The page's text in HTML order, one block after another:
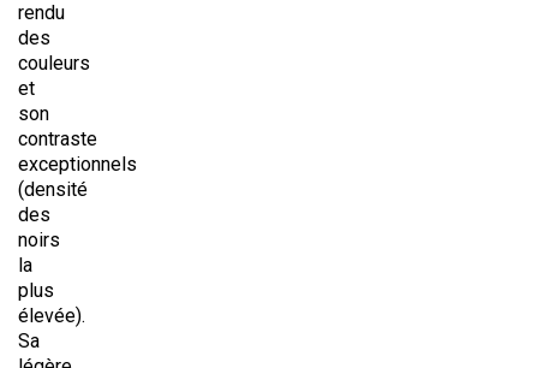
rendu
des
couleurs
et
son
contraste
exceptionnels
(densité
des
noirs
la
plus
élevée).
Sa